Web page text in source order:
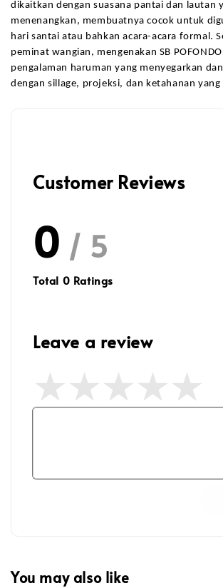
dikaitkan dengan suasana pantai dan lautan
menenangkan, membuatnya cocok untuk
hari santai atau bahkan acara-acara formal.
peminat wangian, mengenakan SB
pengalaman haruman yang menyegarkan
dengan sillage, projeksi, dan ketahanan yang
Customer Reviews
0 / 5
Total 0 Ratings
Leave a review
You may also like